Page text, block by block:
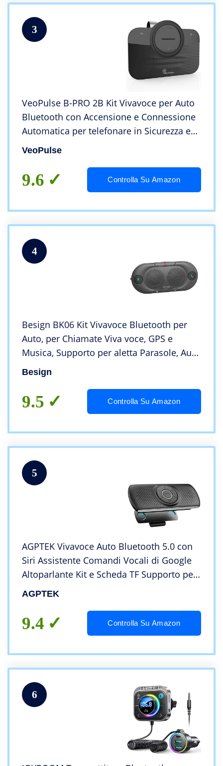
3
VeoPulse B-PRO 2B Kit Vivavoce per Auto
Bluetooth con Accensione e Connessione
Automatica per telefonare in Sicurezza e
legalità al Volante
VeoPulse
9.6 Controlla Su Amazon
4
Besign BK06 Kit Vivavoce Bluetooth per
Auto, per Chiamate Viva voce, GPS e
Musica, Supporto per aletta Parasole, Auto
Accensione, con altoparlante potente da 2
X 2W, Connettività Dual Link
Besign
9.5 Controlla Su Amazon
5
AGPTEK Vivavoce Auto Bluetooth 5.0 con
Siri Assistente Comandi Vocali di Google
Altoparlante Kit e Scheda TF Supporto per
Aletta Parasole Connessione Automatica,
AGPTEK
9.4 Controlla Su Amazon
6